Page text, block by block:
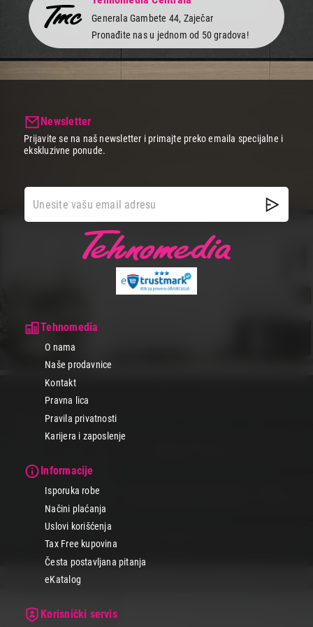
Generala Gambete 44, Zaječar
Pronađite nas u jednom od 50 gradova!
Tehnomedia
O nama
Naše prodavnice
Kontakt
Pravna lica
Pravila privatnosti
Karijera i zaposlenje
Informacije
Isporuka robe
Načini plaćanja
Uslovi korišćenja
Tax Free kupovina
Česta postavljana pitanja
eKatalog
Korisnički servis
Newsletter
Prijavite se na naš newsletter i primajte preko emaila specijalne i
ekskluzivne ponude.